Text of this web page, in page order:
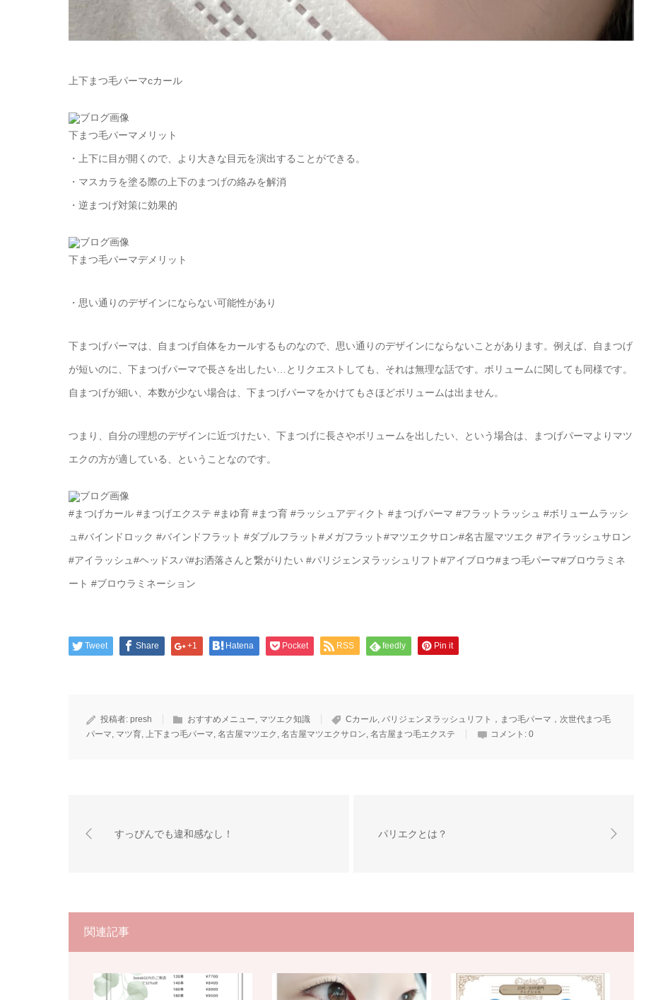
上下まつ毛パーマcカール
下まつ毛パーマメリット
・上下に目が開くので、より大きな目元を演出することができる。
・マスカラを塗る際の上下のまつげの絡みを解消
・逆まつげ対策に効果的
下まつ毛パーマデメリット
・思い通りのデザインにならない可能性があり
下まつげパーマは、自まつげ自体をカールするものなので、思い通りのデザインにならないことがあります。例えば、自まつげ
が短いのに、下まつげパーマで長さを出したい…とリクエストしても、それは無理な話です。ボリュームに関しても同様です。
自まつげが細い、本数が少ない場合は、下まつげパーマをかけてもさほどボリュームは出ません。
つまり、自分の理想のデザインに近づけたい、下まつげに長さやボリュームを出したい、という場合は、まつげパーマよりマツ
エクの方が適している、ということなのです。
#まつげカール #まつげエクステ #まゆ育 #まつ育 #ラッシュアディクト #まつげパーマ #フラットラッシュ #ボリュームラッシ
ュ#バインドロック #バインドフラット #ダブルフラット#メガフラット#マツエクサロン#名古屋マツエク #アイラッシュサロン
#アイラッシュ#ヘッドスパ#お洒落さんと繋がりたい #パリジェンヌラッシュリフト#アイブロウ#まつ毛パーマ#ブロウラミネ
ート #ブロウラミネーション
Tweet Share +1 Hatena Pocket RSS feedly Pin it
投稿者: presh おすすめメニュー, マツエク知識 Cカール, パリジェンヌラッシュリフト，まつ毛パーマ，次世代まつ毛
パーマ, マツ育, 上下まつ毛パーマ, 名古屋マツエク , 名古屋マツエクサロン, 名古屋まつ毛エクステ コメント: 0
すっぴんでも違和感なし！ パリエクとは？
関連記事